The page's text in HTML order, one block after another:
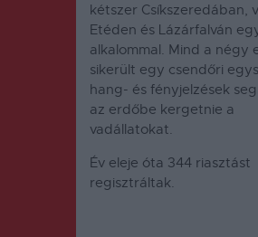
kétszer Csíkszeredában,
Etéden és Lázárfalván
alkalommal. Mind a négy
sikerült egy csendőri
hang- és fényjelzések
az erdőbe kergetnie a
vadállatokat.
Év eleje óta 344 riasztást
regisztráltak.